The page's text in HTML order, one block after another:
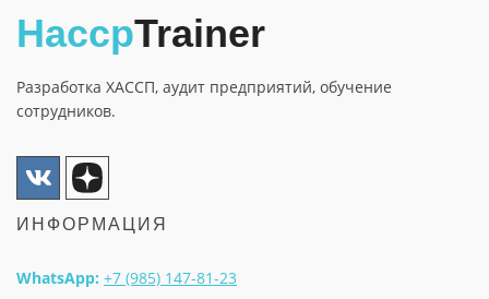
HaccpTrainer
Разработка ХАССП, аудит предприятий, обучение
сотрудников.
ИНФОРМАЦИЯ
WhatsApp: +7 (985) 147-81-23